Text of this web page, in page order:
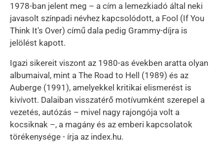
1978-ban jelent meg – a cím a lemezkiadó által neki
javasolt színpadi névhez kapcsolódott, a Fool (If You
Think It's Over) című dala pedig Grammy-díjra is
jelölést kapott.
Igazi sikereit viszont az 1980-as években aratta olyan
albumaival, mint a The Road to Hell (1989) és az
Auberge (1991), amelyekkel kritikai elismerést is
kivívott. Dalaiban visszatérő motívumként szerepel a
vezetés, autózás – mivel nagy rajongója volt a
kocsiknak –, a magány és az emberi kapcsolatok
törékenysége - írja az index.hu.